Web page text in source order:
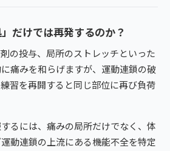
だけでは再発するのか？
の投与、局所のストレッチといった
痛みを和らげますが、運動連鎖の破
習を再開すると同じ部位に再び負荷
るには、痛みの局所だけでなく、体
動連鎖の上流にある機能不全を特定